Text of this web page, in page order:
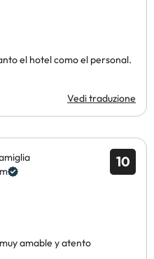
el hotel como el personal.
Vedi traduzione
10
amable y atento